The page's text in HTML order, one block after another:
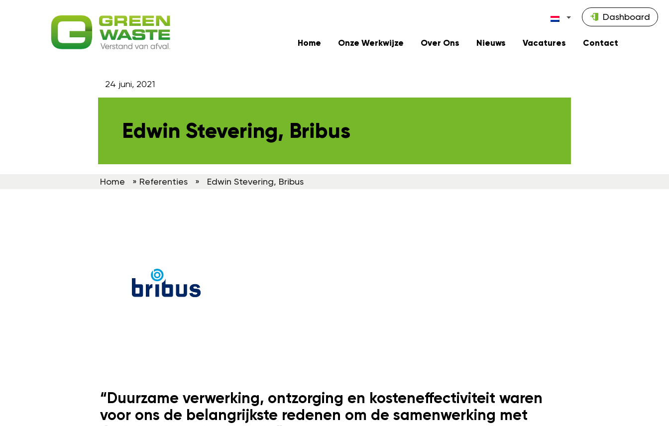
Home Onze Werkwijze Over Ons Nieuws Vacatures Contact
Dashboard
24 juni, 2021
Edwin Stevering, Bribus
Home » Referenties » Edwin Stevering, Bribus
“Duurzame verwerking, ontzorging en kosteneffectiviteit waren
voor ons de belangrijkste redenen om de samenwerking met